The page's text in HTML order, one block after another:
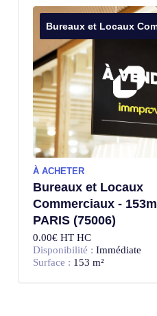
À ACHETER
Bureaux et Locaux
Commerciaux -
PARIS (75006)
0.00€ HT HC
Disponibilité : Immédiate
Surface : 153 m²